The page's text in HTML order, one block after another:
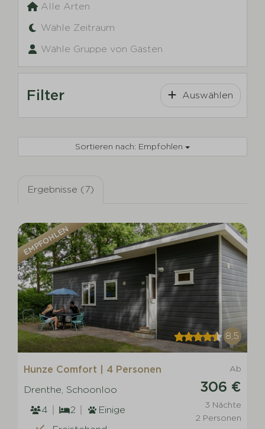
Alle Arten
Wähle Zeitraum
Wähle Gruppe von Gästen
Filter Auswählen
Sortieren nach: Empfohlen
Ergebnisse (7)
EMPFOHLEN
8,5
Ab
306 €
3 Nächte
2 Personen
Hunze Comfort | 4 Personen
Drenthe, Schoonloo
4
2
Einige